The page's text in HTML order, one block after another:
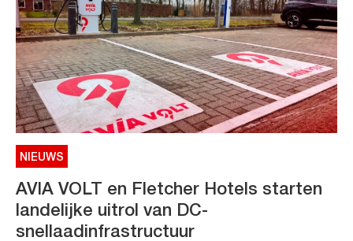
NIEUWS
AVIA VOLT en Fletcher Hotels starten
landelijke uitrol van DC-
snellaadinfrastructuur